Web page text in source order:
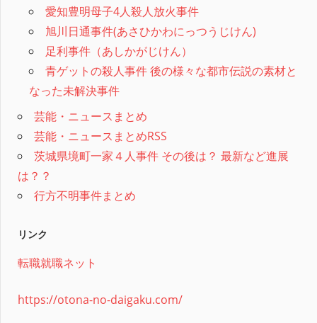
愛知豊明母子4人殺人放火事件
旭川日通事件(あさひかわにっつうじけん)
足利事件（あしかがじけん）
青ゲットの殺人事件 後の様々な都市伝説の素材と
なった未解決事件
芸能・ニュースまとめ
芸能・ニュースまとめRSS
茨城県境町一家４人事件 その後は？ 最新など進展
は？？
行方不明事件まとめ
リンク
転職就職ネット
https://otona-no-daigaku.com/